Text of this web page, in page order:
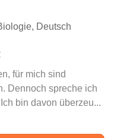
Deutsch
für mich sind
Dennoch spreche ich
bin davon überzeu...